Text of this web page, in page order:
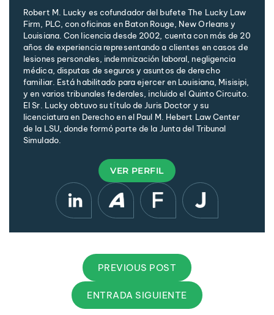
Robert M. Lucky es cofundador del bufete The Lucky Law
Firm, PLC, con oficinas en Baton Rouge, New Orleans y
Louisiana. Con licencia desde 2002, cuenta con más de 20
años de experiencia representando a clientes en casos de
lesiones personales, indemnización laboral, negligencia
médica, disputas de seguros y asuntos de derecho
familiar. Está habilitado para ejercer en Louisiana, Misisipi,
y en varios tribunales federales, incluido el Quinto Circuito.
El Sr. Lucky obtuvo su título de Juris Doctor y su
licenciatura en Derecho en el Paul M. Hebert Law Center
de la LSU, donde formó parte de la Junta del Tribunal
Simulado.
VER PERFIL
PREVIOUS POST
ENTRADA SIGUIENTE